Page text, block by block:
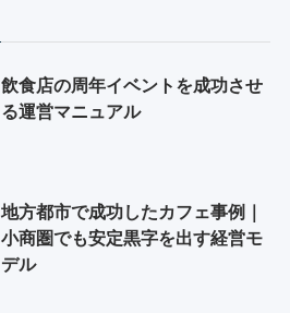
飲食店の周年イベントを成功させ
る運営マニュアル
地方都市で成功したカフェ事例｜
小商圏でも安定黒字を出す経営モ
デル